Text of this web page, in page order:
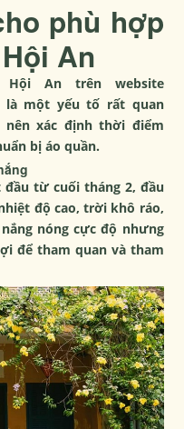
phù hợp
An
Hội An trên website
là một yếu tố rất quan
nên xác định thời điểm
bị áo quần.
từ cuối tháng 2, đầu
độ cao, trời khô ráo,
nóng cực độ nhưng
để tham quan và tham